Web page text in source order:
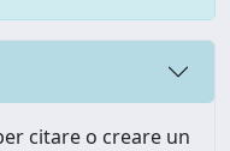
citare o creare un